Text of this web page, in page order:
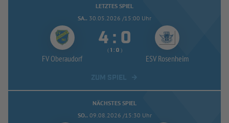
LETZTES SPIEL
SA.. 30.05.2026 /15:00 Uhr
FV Oberaudorf
 : 
(  :  )
ESV Rosenheim
NÄCHSTES SPIEL
SO.. 09.08.2026 /15:30 Uhr